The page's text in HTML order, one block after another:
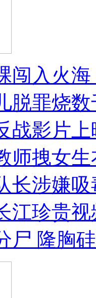
闯入火
脱罪烧
战影片
师拽女
长涉嫌
江珍贵视
尸 隆胸